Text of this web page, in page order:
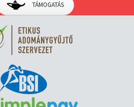
TÁMOGATÁS